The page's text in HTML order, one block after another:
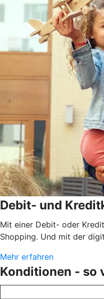
Debit- und
Mit einer Debit- oder
Shopping. Und mit der
Mehr erfahren
Konditionen - so